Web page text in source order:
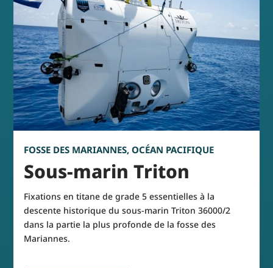
FOSSE DES MARIANNES, OCÉAN PACIFIQUE
Sous-marin Triton
Fixations en titane de grade 5 essentielles à la
descente historique du sous-marin Triton 36000/2
dans la partie la plus profonde de la fosse des
Mariannes.